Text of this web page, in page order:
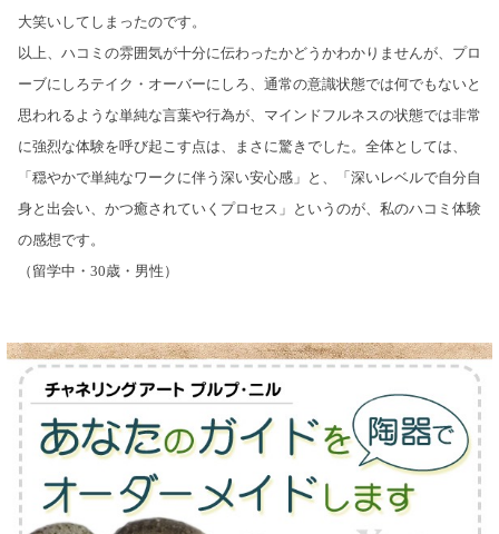
大笑いしてしまったのです。
以上、ハコミの雰囲気が十分に伝わったかどうかわかりませんが、プロ
ーブにしろテイク・オーバーにしろ、通常の意識状態では何でもないと
思われるような単純な言葉や行為が、マインドフルネスの状態では非常
に強烈な体験を呼び起こす点は、まさに驚きでした。全体としては、
「穏やかで単純なワークに伴う深い安心感」と、「深いレベルで自分自
身と出会い、かつ癒されていくプロセス」というのが、私のハコミ体験
の感想です。
（留学中・30歳・男性）